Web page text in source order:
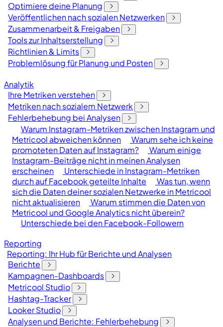
Optimiere deine Planung
Veröffentlichen nach sozialen Netzwerken
Zusammenarbeit & Freigaben
Tools zur Inhaltserstellung
Richtlinien & Limits
Problemlösung für Planung und Posten
Analytik
Ihre Metriken verstehen
Metriken nach sozialem Netzwerk
Fehlerbehebung bei Analysen
Warum Instagram-Metriken zwischen Instagram und
Metricool abweichen können
Warum sehe ich keine
promoteten Daten auf Instagram?
Warum einige
Instagram-Beiträge nicht in meinen Analysen
erscheinen
Unterschiede in Instagram-Metriken
durch auf Facebook geteilte Inhalte
Was tun, wenn
sich die Daten deiner sozialen Netzwerke in Metricool
nicht aktualisieren
Warum stimmen die Daten von
Metricool und Google Analytics nicht überein?
Unterschiede bei den Facebook-Followern
Reporting
Reporting: Ihr Hub für Berichte und Analysen
Berichte
Kampagnen-Dashboards
Metricool Studio
Hashtag-Tracker
Looker Studio
Analysen und Berichte: Fehlerbehebung